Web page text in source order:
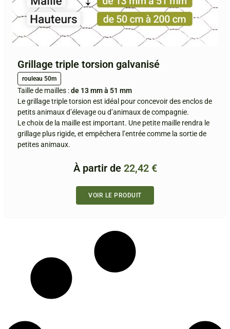
Grillage triple torsion galvanisé
rouleau 50m
Taille de mailles :de 13 mm à 51 mm
Le grillage triple torsion est idéal pour concevoir des enclos de
petits animaux d’élevage ou d’animaux de compagnie.
Le choix de la maille est important. Une petite maille rendra le
grillage plus rigide, et empêchera l’entrée comme la sortie de
petites animaux.
À partir de 22,42 €
VOIR LE PRODUIT